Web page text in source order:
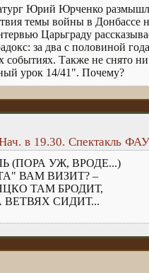
Юрий Юрченко
темы войны в
Царьграду
за два с половиной
событиях. Также не снято
урок 14/41". Почему?
Нач. в 19.30. Спектакль
(ПОРА УЖ, ВРОДЕ...)
ВАМ ВИЗИТ? –
ТАМ БРОДИТ,
ВЕТВЯХ СИДИТ...